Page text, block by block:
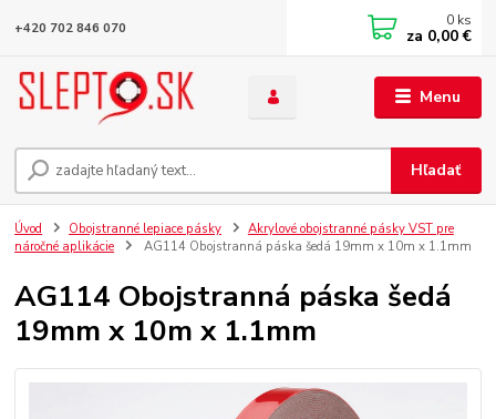
Menu
Hľadať
+420 702 846 070 0 ks
za 0,00 €
Úvod Obojstranné lepiace pásky
Akrylové obojstranné pásky VST pre
náročné aplikácie
AG114 Obojstranná páska šedá 19mm x 10m x 1.1mm
AG114 Obojstranná páska šedá
19mm x 10m x 1.1mm